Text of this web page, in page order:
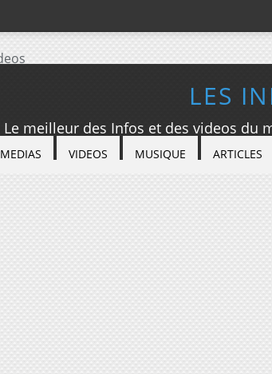
LES
Le meilleur des Infos et des videos du
MEDIAS VIDEOS MUSIQUE ARTICLES